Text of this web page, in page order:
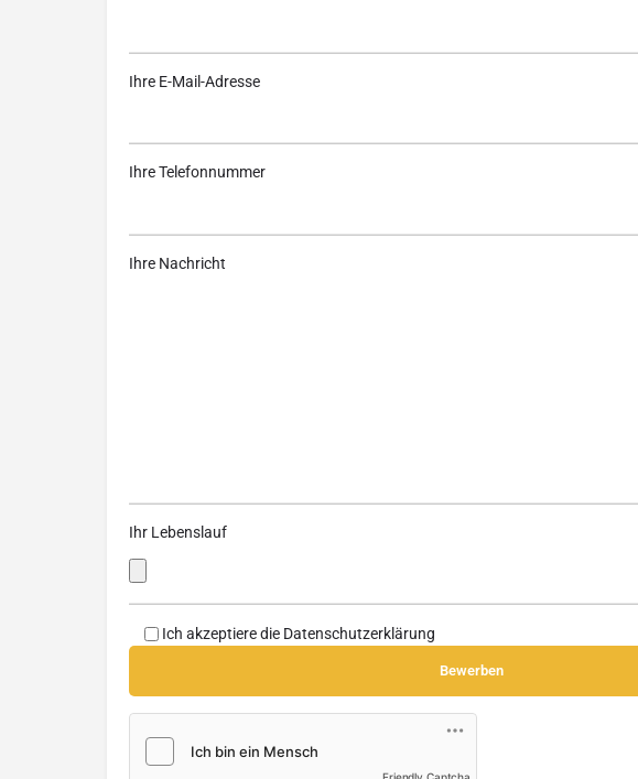
Ihre E-Mail-Adresse
Ihre Telefonnummer
Ihre Nachricht
Ihr Lebenslauf
Ich akzeptiere die Datenschutzerklärung
Friendly Captcha